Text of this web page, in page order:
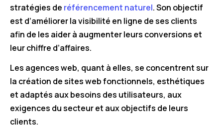
stratégies de référencement naturel. Son objectif
est d’améliorer la visibilité en ligne de ses clients
afin de les aider à augmenter leurs conversions et
leur chiffre d’affaires.
Les agences web, quant à elles, se concentrent sur
la création de sites web fonctionnels, esthétiques
et adaptés aux besoins des utilisateurs, aux
exigences du secteur et aux objectifs de leurs
clients.